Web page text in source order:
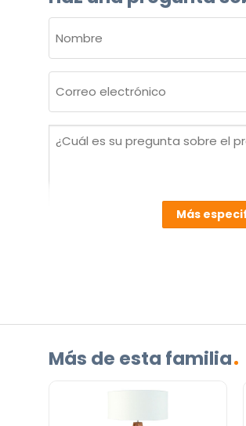
(OBLIGATORIO)
Nombre
electrónico
¿Cuál
Más
Más de esta familia